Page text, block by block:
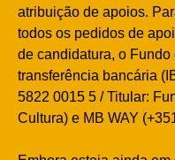
atribuição de apoios.
todos os pedidos de
de candidatura, o
transferência bancária
5822 0015 5 / Titular:
Cultura) e MB WAY